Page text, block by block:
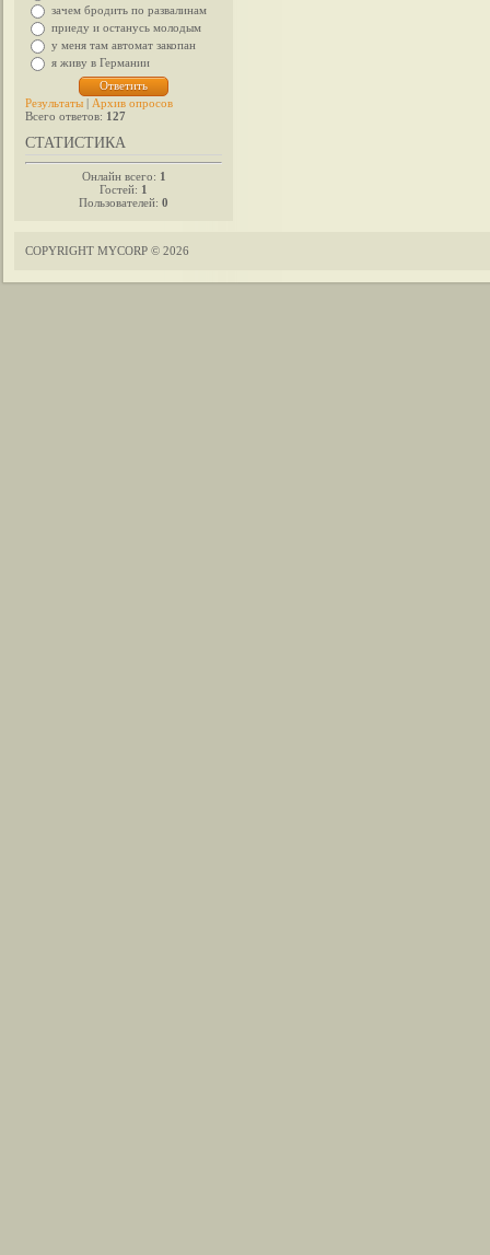
зачем бродить по развалинам
приеду и останусь молодым
у меня там автомат закопан
я живу в Германии
Результаты | Архив опросов
Всего ответов: 127
СТАТИСТИКА
Онлайн всего: 1
Гостей: 1
Пользователей: 0
COPYRIGHT MYCORP © 2026